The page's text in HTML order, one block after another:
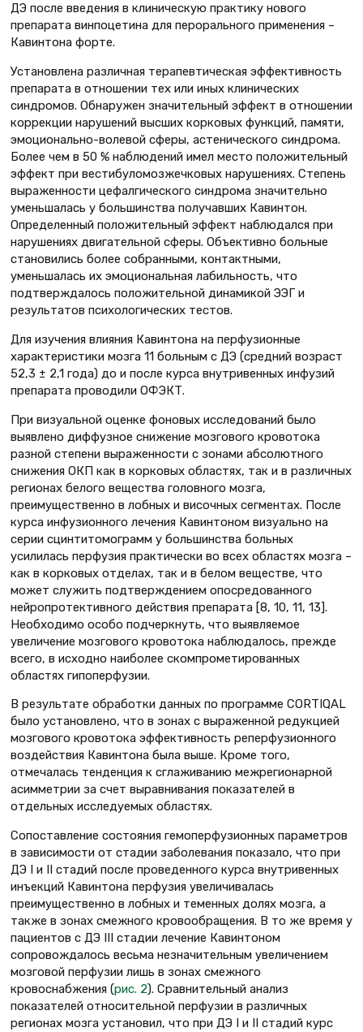
ДЭ после введения в клиническую практику нового
препарата винпоцетина для перорального применения –
Кавинтона форте.
Установлена различная терапевтическая эффективность
препарата в отношении тех или иных клинических
синдромов. Обнаружен значительный эффект в отношении
коррекции нарушений высших корковых функций, памяти,
эмоционально-волевой сферы, астенического синдрома.
Более чем в 50 % наблюдений имел место положительный
эффект при вестибуломозжечковых нарушениях. Степень
выраженности цефалгического синдрома значительно
уменьшалась у большинства получавших Кавинтон.
Определенный положительный эффект наблюдался при
нарушениях двигательной сферы. Объективно больные
становились более собранными, контактными,
уменьшалась их эмоциональная лабильность, что
подтверждалось положительной динамикой ЭЭГ и
результатов психологических тестов.
Для изучения влияния Кавинтона на перфузионные
характеристики мозга 11 больным с ДЭ (средний возраст
52,3 ± 2,1 года) до и после курса внутривенных инфузий
препарата проводили ОФЭКТ.
При визуальной оценке фоновых исследований было
выявлено диффузное снижение мозгового кровотока
разной степени выраженности с зонами абсолютного
снижения ОКП как в корковых областях, так и в различных
регионах белого вещества головного мозга,
преимущественно в лобных и височных сегментах. После
курса инфузионного лечения Кавинтоном визуально на
серии сцинтитомограмм у большинства больных
усилилась перфузия практически во всех областях мозга –
как в корковых отделах, так и в белом веществе, что
может служить подтверждением опосредованного
нейропротективного действия препарата [8, 10, 11, 13].
Необходимо особо подчеркнуть, что выявляемое
увеличение мозгового кровотока наблюдалось, прежде
всего, в исходно наиболее скомпрометированных
областях гипоперфузии.
В результате обработки данных по программе CORTIQAL
было установлено, что в зонах с выраженной редукцией
мозгового кровотока эффективность реперфузионного
воздействия Кавинтона была выше. Кроме того,
отмечалась тенденция к сглаживанию межрегионарной
асимметрии за счет выравнивания показателей в
отдельных исследуемых областях.
Сопоставление состояния гемоперфузионных параметров
в зависимости от стадии заболевания показало, что при
ДЭ I и II стадий после проведенного курса внутривенных
инъекций Кавинтона перфузия увеличивалась
преимущественно в лобных и теменных долях мозга, а
также в зонах смежного кровообращения. В то же время у
пациентов с ДЭ III стадии лечение Кавинтоном
сопровождалось весьма незначительным увеличением
мозговой перфузии лишь в зонах смежного
кровоснабжения (рис. 2). Сравнительный анализ
показателей относительной перфузии в различных
регионах мозга установил, что при ДЭ I и II стадий курс